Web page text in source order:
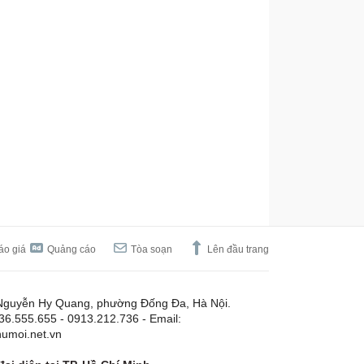
giá Quảng cáo Tòa soạn Lên đầu trang
Hy Quang, phường Đống Đa, Hà Nội.
- 0913.212.736 - Email: